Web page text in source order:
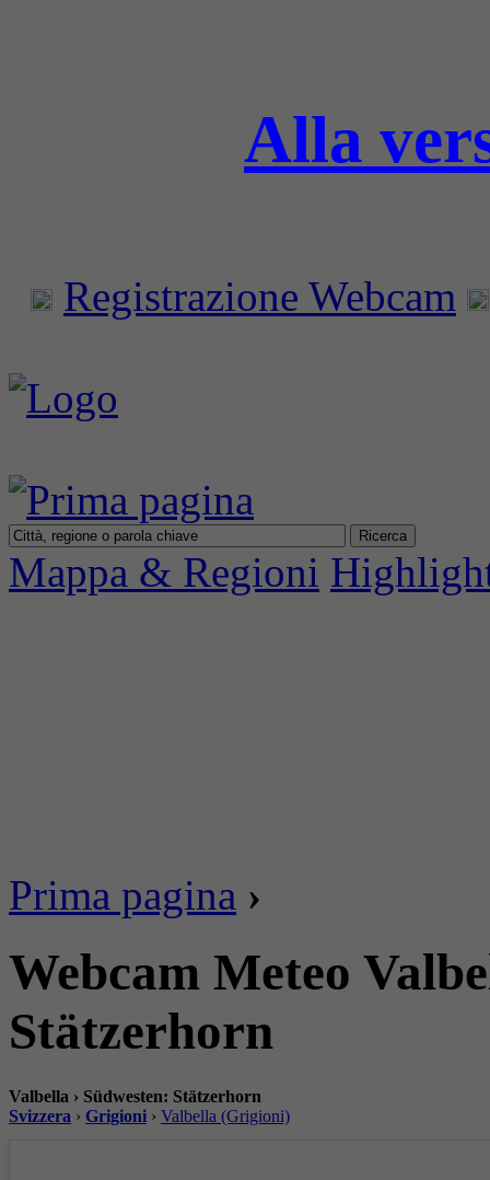
Alla
Registrazione Webcam
Mappa & Regioni
Prima pagina ›
Webcam Meteo
Stätzerhorn
Valbella › Südwesten: Stätzerhorn
Svizzera › Grigioni › Valbella (Grigioni)